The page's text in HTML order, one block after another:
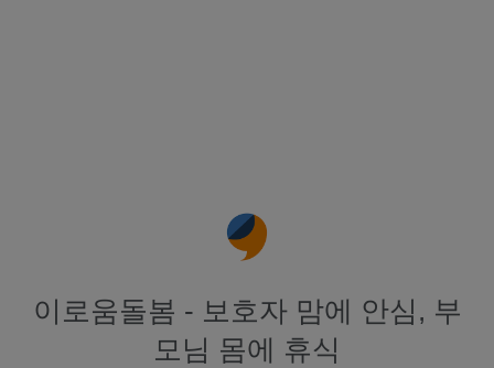
이로움돌봄 - 보호자 맘에 안심, 부
모님 몸에 휴식